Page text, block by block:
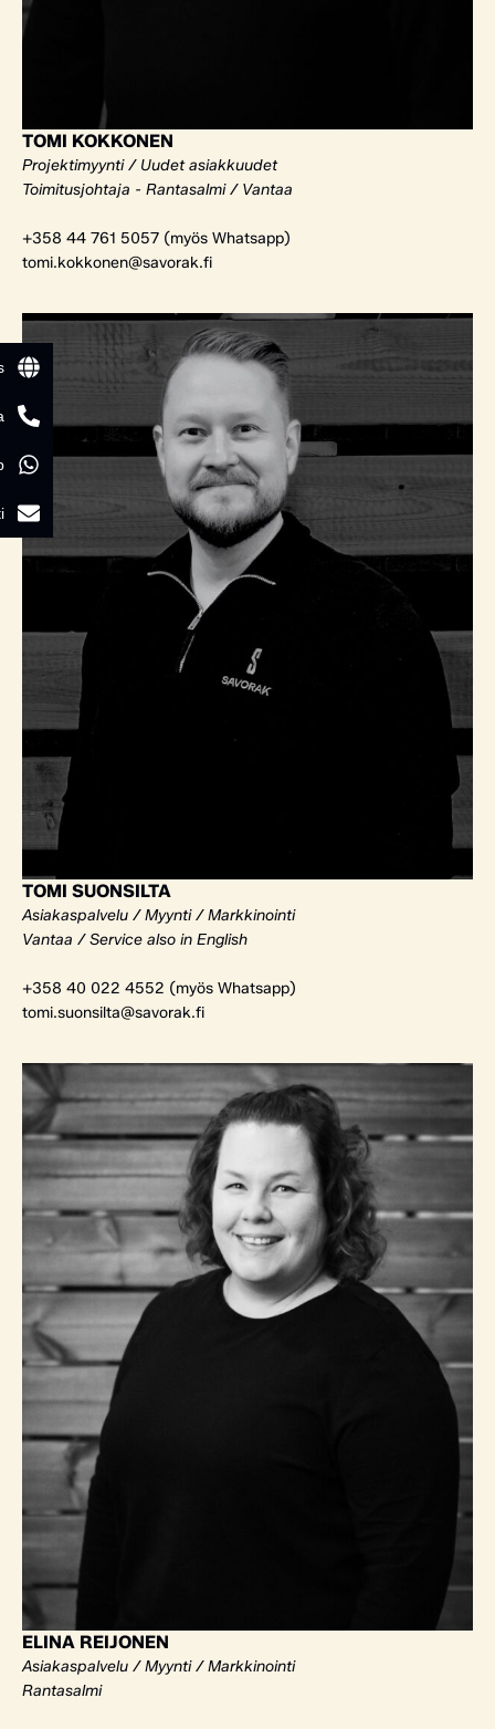
TOMI KOKKONEN
Projektimyynti / Uudet asiakkuudet
Toimitusjohtaja - Rantasalmi / Vantaa
+358 44 761 5057 (myös Whatsapp)
tomi.kokkonen@savorak.fi
TOMI SUONSILTA
Asiakaspalvelu / Myynti / Markkinointi
Vantaa / Service also in English
+358 40 022 4552 (myös Whatsapp)
tomi.suonsilta@savorak.fi
ELINA REIJONEN
Asiakaspalvelu / Myynti / Markkinointi
Rantasalmi